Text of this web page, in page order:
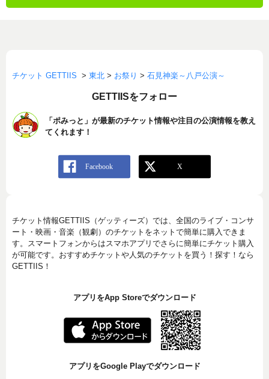
チケット GETTIIS > 東北 > お祭り > 石見神楽～八戸公演～
GETTIISをフォロー
「ポみっと」が最新のチケット情報や注目の公演情報を教え
てくれます！
チケット情報GETTIIS（ゲッティーズ）では、全国のライブ・コンサ
ート・映画・音楽（観劇）のチケットをネットで簡単に購入できま
す。スマートフォンからはスマホアプリでさらに簡単にチケット購入
が可能です。おすすめチケットや人気のチケットを買う！探す！なら
GETTIIS！
アプリをApp Storeでダウンロード
アプリをGoogle Playでダウンロード